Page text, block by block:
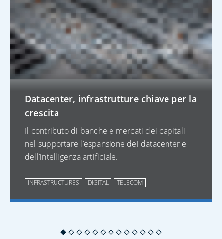
Datacenter, infrastrutture chiave per la
crescita
Il contributo di banche e mercati dei capitali
nel supportare l’espansione dei datacenter e
dell’intelligenza artificiale.
INFRASTRUCTURES DIGITAL TELECOM